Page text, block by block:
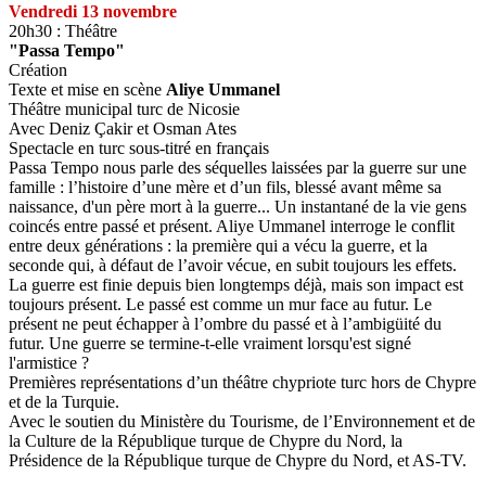
Vendredi 13 novembre
20h30 : Théâtre
"Passa Tempo"
Création
Texte et mise en scène Aliye Ummanel
Théâtre municipal turc de Nicosie
Avec Deniz Çakir et Osman Ates
Spectacle en turc sous-titré en français
Passa Tempo nous parle des séquelles laissées par la guerre sur une
famille : l’histoire d’une mère et d’un fils, blessé avant même sa
naissance, d'un père mort à la guerre... Un instantané de la vie gens
coincés entre passé et présent. Aliye Ummanel interroge le conflit
entre deux générations : la première qui a vécu la guerre, et la
seconde qui, à défaut de l’avoir vécue, en subit toujours les effets.
La guerre est finie depuis bien longtemps déjà, mais son impact est
toujours présent. Le passé est comme un mur face au futur. Le
présent ne peut échapper à l’ombre du passé et à l’ambigüité du
futur. Une guerre se termine-t-elle vraiment lorsqu'est signé
l'armistice ?
Premières représentations d’un théâtre chypriote turc hors de Chypre
et de la Turquie.
Avec le soutien du Ministère du Tourisme, de l’Environnement et de
la Culture de la République turque de Chypre du Nord, la
Présidence de la République turque de Chypre du Nord, et AS-TV.